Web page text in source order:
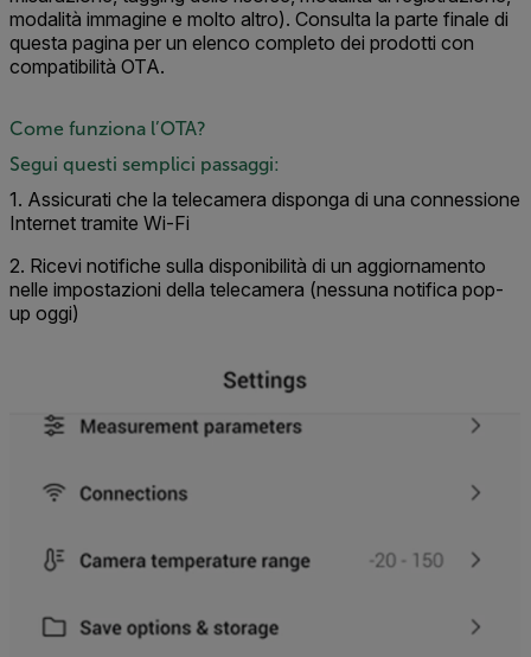
modalità immagine e molto altro). Consulta la parte finale di
questa pagina per un elenco completo dei prodotti con
compatibilità OTA.
Come funziona l’OTA?
Segui questi semplici passaggi:
1. Assicurati che la telecamera disponga di una connessione
Internet tramite Wi-Fi
2. Ricevi notifiche sulla disponibilità di un aggiornamento
nelle impostazioni della telecamera (nessuna notifica pop-
up oggi)